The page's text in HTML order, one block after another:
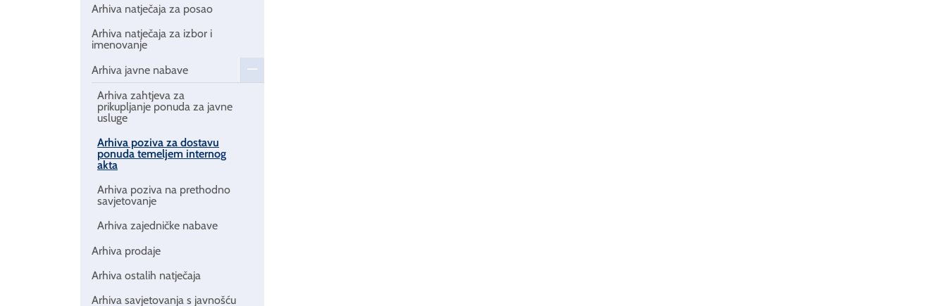
Arhiva natječaja za posao
Arhiva natječaja za izbor i
imenovanje
Arhiva javne nabave
Arhiva zahtjeva za
prikupljanje ponuda za javne
usluge
Arhiva poziva za dostavu
ponuda temeljem internog
akta
Arhiva poziva na prethodno
savjetovanje
Arhiva zajedničke nabave
Arhiva prodaje
Arhiva ostalih natječaja
Arhiva savjetovanja s javnošću